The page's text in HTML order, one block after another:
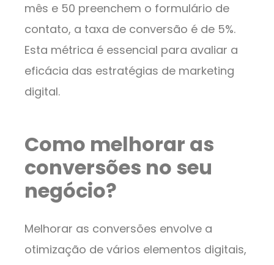
mês e 50 preenchem o formulário de
contato, a taxa de conversão é de 5%.
Esta métrica é essencial para avaliar a
eficácia das estratégias de marketing
digital.
Como melhorar as
conversões no seu
negócio?
Melhorar as conversões envolve a
otimização de vários elementos digitais,